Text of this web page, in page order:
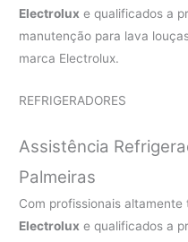
Electrolux e qualificados a
manutenção para lava
marca Electrolux.
REFRIGERADORES
Assistência
Palmeiras
Com profissionais
Electrolux e qualificados a